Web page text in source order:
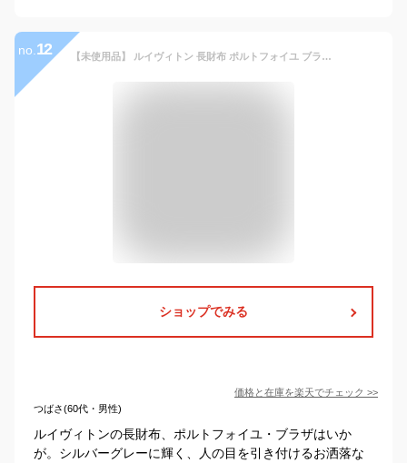
no. 12 【未使用品】 ルイヴィトン 長財布 ポルトフォイユ ブラザ リザード グレー系 ルイヴィトン 二つ折り長財布 LOUIS VUITTON ルイヴィトン 財布 メンズ 二つ折り財布 エキゾチックレザー 本革 トカゲ フラップ ロングウォレット ブランド
ショップでみる
価格と在庫を楽天でチェック >>
つばさ(60代・男性)
ルイヴィトンの長財布、ポルトフォイユ・ブラザはいか
が。シルバーグレーに輝く、人の目を引き付けるお洒落な